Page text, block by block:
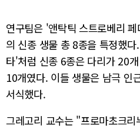
연구팀은 '앤탁틱 스트로베리
의 신종 생물 총 8종을 특정했
타'처럼 신종 6종은 다리가 20
10개였다. 이들 생물은 남극
서식했다.
그레고리 교수는 "프로마초크리